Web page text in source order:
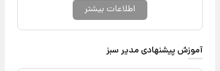
اطلاعات بیشتر
آموزش پیشنهادی مدیر سبز